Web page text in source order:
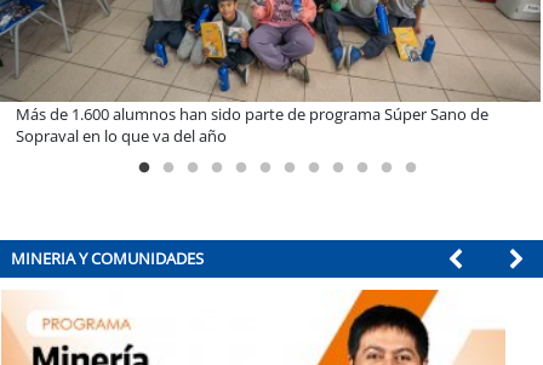
Miguel Palacios asume la presidencia de Magallanes Puerto
con foco en la vinculación ciudadana
MINERIA Y COMUNIDADES